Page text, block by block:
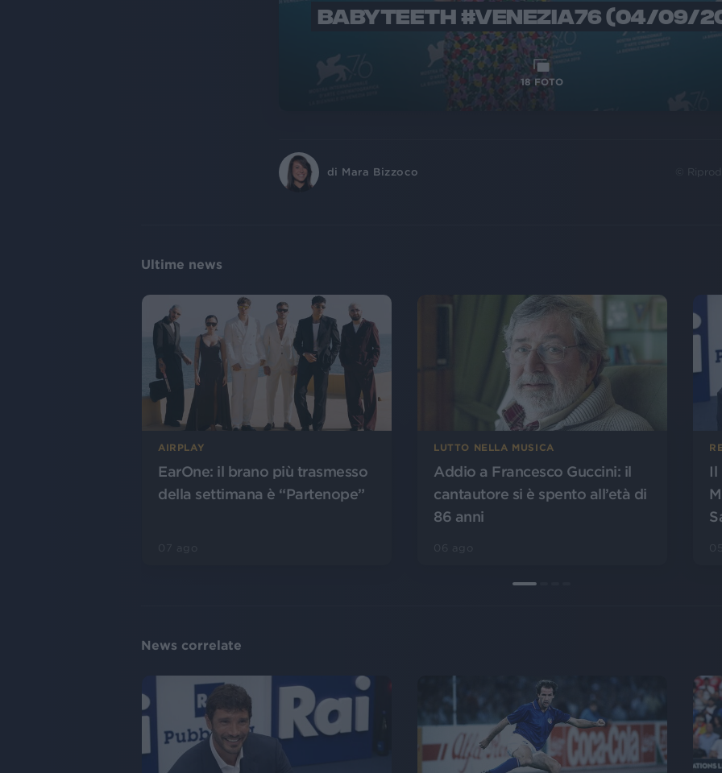
BABYTEETH #VENEZIA76 (04/09/
18 FOTO
di Mara Bizzoco ©
Ultime news
AIRPLAY
EarOne: il brano più trasmesso
della settimana è “Partenope”
LUTTO NELLA MUSICA
Addio a Francesco Guccini: il
cantautore si è spento all’età di
86 anni
Il
News correlate